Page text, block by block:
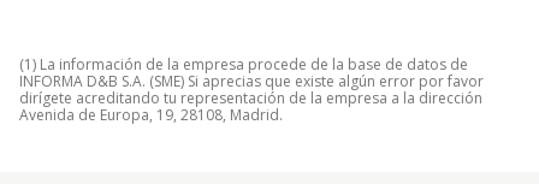
(1) La información de la empresa procede de la base de datos de
INFORMA D&B S.A. (SME) Si aprecias que existe algún error por favor
dirígete acreditando tu representación de la empresa a la dirección
Avenida de Europa, 19, 28108, Madrid.